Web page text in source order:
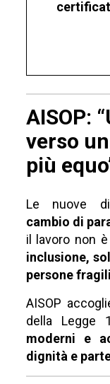
AISOP:
verso
più
Le nuove
cambio di
il lavoro non
inclusione,
persone fragili
AISOP
della Legge
moderni e
dignità e